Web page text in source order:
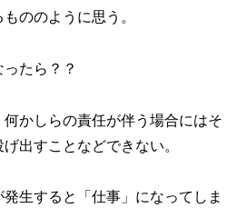
ののように思う。
たら？？
かしらの責任が伴う場合にはそ
出すことなどできない。
生すると「仕事」になってしま